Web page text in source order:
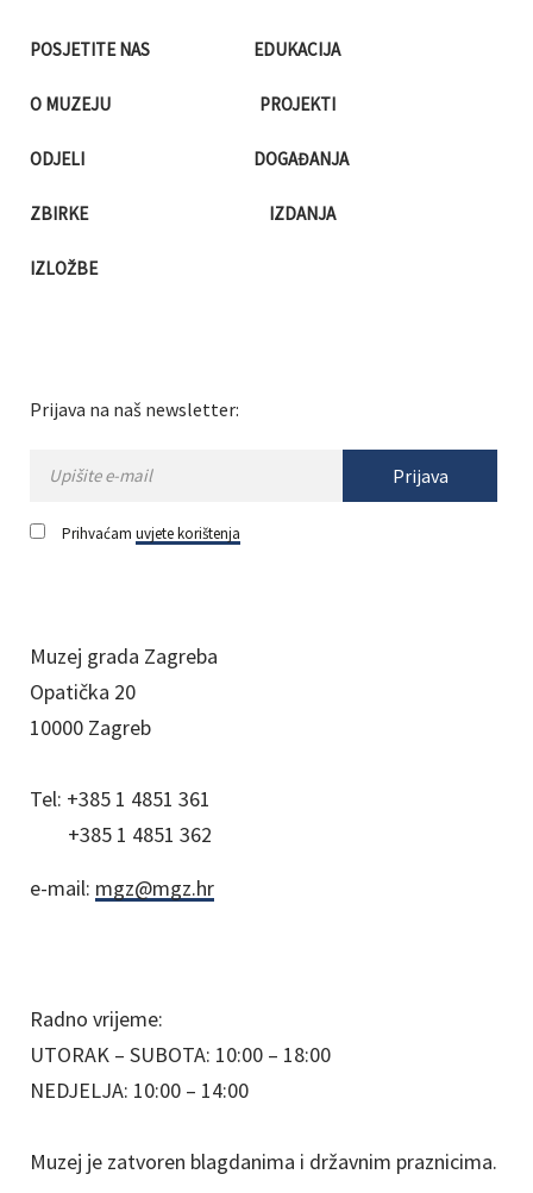
POSJETITE NAS
O MUZEJU
ODJELI
ZBIRKE
IZLOŽBE
EDUKACIJA
PROJEKTI
DOGAĐANJA
IZDANJA
Prijava na naš newsletter:
Prijava
Prihvaćam uvjete korištenja
Muzej grada Zagreba
Opatička 20
10000 Zagreb
Tel: +385 1 4851 361
+385 1 4851 362
e-mail: mgz@mgz.hr
Radno vrijeme:
UTORAK – SUBOTA: 10:00 – 18:00
NEDJELJA: 10:00 – 14:00
Muzej je zatvoren blagdanima i državnim praznicima.